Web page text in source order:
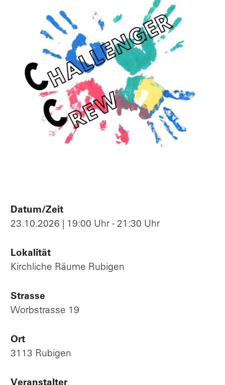
Datum/Zeit
23.10.2026 | 19:00 Uhr - 21:30 Uhr
Lokalität
Kirchliche Räume Rubigen
Strasse
Worbstrasse 19
Ort
3113 Rubigen
Veranstalter